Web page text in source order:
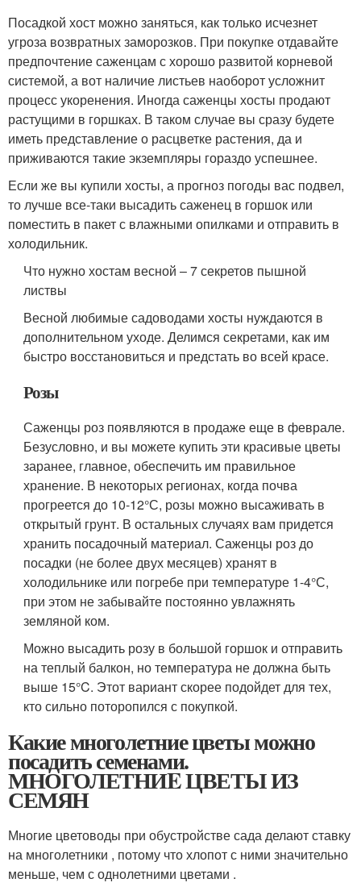
Посадкой хост можно заняться, как только исчезнет
угроза возвратных заморозков. При покупке отдавайте
предпочтение саженцам с хорошо развитой корневой
системой, а вот наличие листьев наоборот усложнит
процесс укоренения. Иногда саженцы хосты продают
растущими в горшках. В таком случае вы сразу будете
иметь представление о расцветке растения, да и
приживаются такие экземпляры гораздо успешнее.
Если же вы купили хосты, а прогноз погоды вас подвел,
то лучше все-таки высадить саженец в горшок или
поместить в пакет с влажными опилками и отправить в
холодильник.
Что нужно хостам весной – 7 секретов пышной
листвы
Весной любимые садоводами хосты нуждаются в
дополнительном уходе. Делимся секретами, как им
быстро восстановиться и предстать во всей красе.
Розы
Саженцы роз появляются в продаже еще в феврале.
Безусловно, и вы можете купить эти красивые цветы
заранее, главное, обеспечить им правильное
хранение. В некоторых регионах, когда почва
прогреется до 10-12°С, розы можно высаживать в
открытый грунт. В остальных случаях вам придется
хранить посадочный материал. Саженцы роз до
посадки (не более двух месяцев) хранят в
холодильнике или погребе при температуре 1-4°С,
при этом не забывайте постоянно увлажнять
земляной ком.
Можно высадить розу в большой горшок и отправить
на теплый балкон, но температура не должна быть
выше 15°C. Этот вариант скорее подойдет для тех,
кто сильно поторопился с покупкой.
Какие многолетние цветы можно
посадить семенами.
МНОГОЛЕТНИE ЦВЕТЫ ИЗ
СЕМЯН
Многие цветоводы при обустройстве сада делают ставку
на многолетники , потому что хлопот с ними значительно
меньше, чем с однолетними цветами .